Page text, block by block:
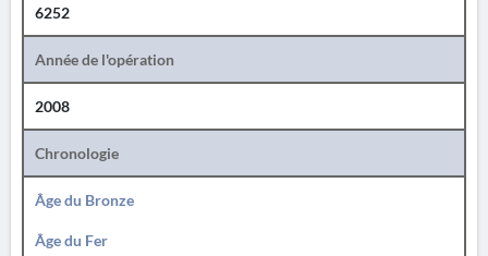
6252
Année de l'opération
2008
Chronologie
Âge du Bronze
Âge du Fer